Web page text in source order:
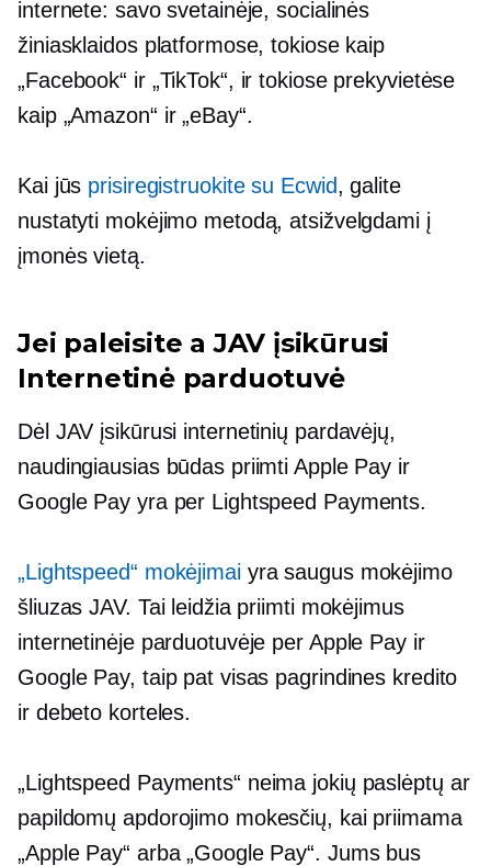
internete: savo svetainėje, socialinės
žiniasklaidos platformose, tokiose kaip
„Facebook“ ir „TikTok“, ir tokiose prekyvietėse
kaip „Amazon“ ir „eBay“.
Kai jūs prisiregistruokite su Ecwid, galite
nustatyti mokėjimo metodą, atsižvelgdami į
įmonės vietą.
Jei paleisite aJAV įsikūrusi
Internetinė parduotuvė
Dėl JAV įsikūrusi internetinių pardavėjų,
naudingiausias būdas priimti Apple Pay ir
Google Pay yra per Lightspeed Payments.
„Lightspeed“ mokėjimaiyra saugus mokėjimo
šliuzas JAV. Tai leidžia priimti mokėjimus
internetinėje parduotuvėje per Apple Pay ir
Google Pay, taip pat visas pagrindines kredito
ir debeto korteles.
„Lightspeed Payments“ neima jokių paslėptų ar
papildomų apdorojimo mokesčių, kai priimama
„Apple Pay“ arba „Google Pay“. Jums bus